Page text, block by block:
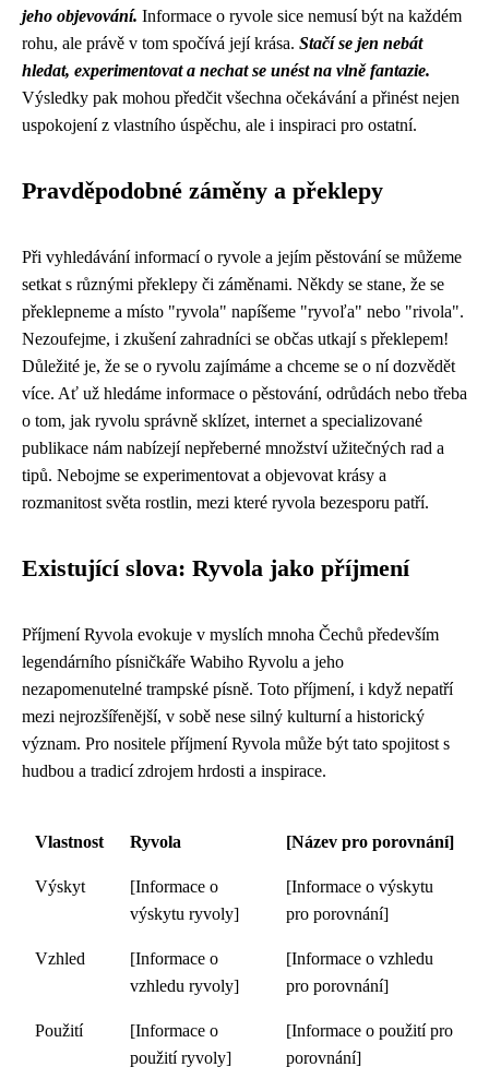
jeho objevování. Informace o ryvole sice nemusí být na každém
rohu, ale právě v tom spočívá její krása. Stačí se jen nebát
hledat, experimentovat a nechat se unést na vlně fantazie.
Výsledky pak mohou předčit všechna očekávání a přinést nejen
uspokojení z vlastního úspěchu, ale i inspiraci pro ostatní.
Pravděpodobné záměny a překlepy
Při vyhledávání informací o ryvole a jejím pěstování se můžeme
setkat s různými překlepy či záměnami. Někdy se stane, že se
překlepneme a místo "ryvola" napíšeme "ryvoľa" nebo "rivola".
Nezoufejme, i zkušení zahradníci se občas utkají s překlepem!
Důležité je, že se o ryvolu zajímáme a chceme se o ní dozvědět
více. Ať už hledáme informace o pěstování, odrůdách nebo třeba
o tom, jak ryvolu správně sklízet, internet a specializované
publikace nám nabízejí nepřeberné množství užitečných rad a
tipů. Nebojme se experimentovat a objevovat krásy a
rozmanitost světa rostlin, mezi které ryvola bezesporu patří.
Existující slova: Ryvola jako příjmení
Příjmení Ryvola evokuje v myslích mnoha Čechů především
legendárního písničkáře Wabiho Ryvolu a jeho
nezapomenutelné trampské písně. Toto příjmení, i když nepatří
mezi nejrozšířenější, v sobě nese silný kulturní a historický
význam. Pro nositele příjmení Ryvola může být tato spojitost s
hudbou a tradicí zdrojem hrdosti a inspirace.
Vlastnost Ryvola [Název pro porovnání]
Výskyt
[Informace o
výskytu ryvoly]
[Informace o výskytu
pro porovnání]
Vzhled
[Informace o
vzhledu ryvoly]
[Informace o vzhledu
pro porovnání]
Použití
[Informace o
použití ryvoly]
[Informace o použití pro
porovnání]